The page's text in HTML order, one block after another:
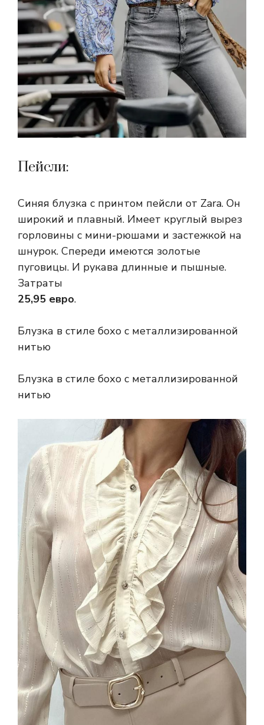
Пейсли:
Синяя блузка с принтом пейсли от Zara. Он
широкий и плавный. Имеет круглый вырез
горловины с мини-рюшами и застежкой на
шнурок. Спереди имеются золотые
пуговицы. И рукава длинные и пышные.
Затраты
25,95 евро.
Блузка в стиле бохо с металлизированной
нитью
Блузка в стиле бохо с металлизированной
нитью